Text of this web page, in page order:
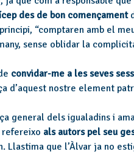
des de bon començament
“comptaren amb el
sense oblidar la
convidar-me a les seves
d’aquest nostre element
general dels igualadins i
als autors pel seu
Llastima que l’Àlvar ja no